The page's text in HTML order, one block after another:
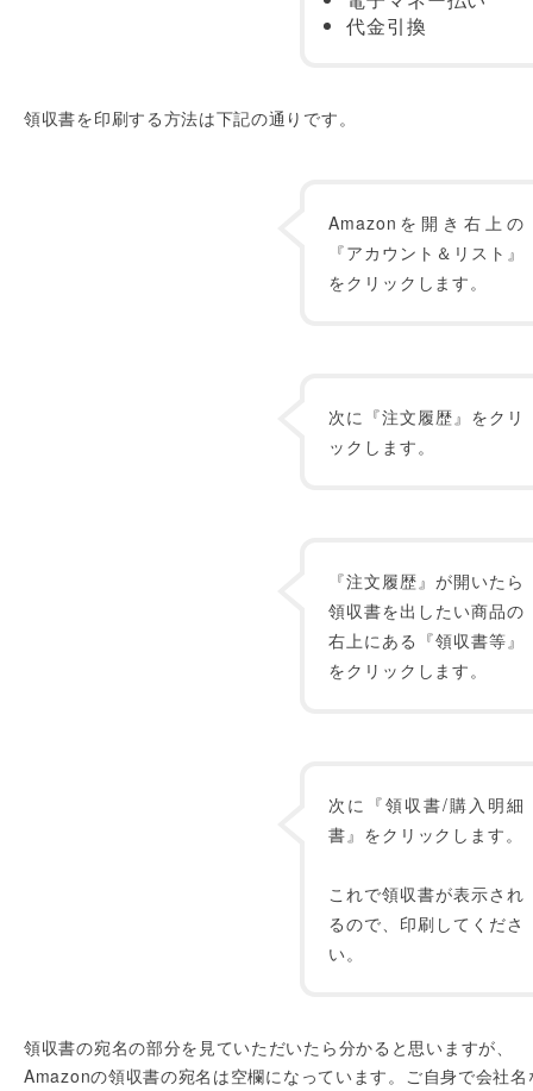
代金引換
領収書を印刷する方法は下記の通りです。
Amazonを開き右上の
『アカウント＆リスト』
をクリックします。
次に『注文履歴』をクリ
ックします。
『注文履歴』が開いたら
領収書を出したい商品の
右上にある『領収書等』
をクリックします。
次に『領収書/購入明細
書』をクリックします。
これで領収書が表示され
るので、印刷してくださ
い。
領収書の宛名の部分を見ていただいたら分かると思いますが、
Amazonの領収書の宛名は空欄になっています。ご自身で会社名